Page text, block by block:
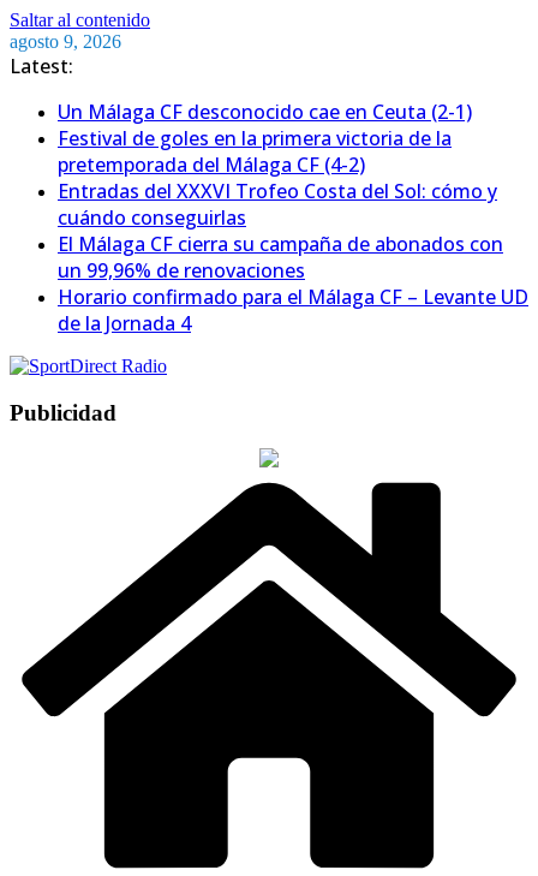
Saltar al contenido
agosto 9, 2026
Latest:
Un Málaga CF desconocido cae en Ceuta (2-1)
Festival de goles en la primera victoria de la
pretemporada del Málaga CF (4-2)
Entradas del XXXVI Trofeo Costa del Sol: cómo y
cuándo conseguirlas
El Málaga CF cierra su campaña de abonados con
un 99,96% de renovaciones
Horario confirmado para el Málaga CF – Levante UD
de la Jornada 4
Publicidad